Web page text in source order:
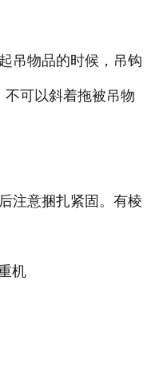
吊物品的时候，吊钩
可以斜着拖被吊物
注意捆扎紧固。有棱